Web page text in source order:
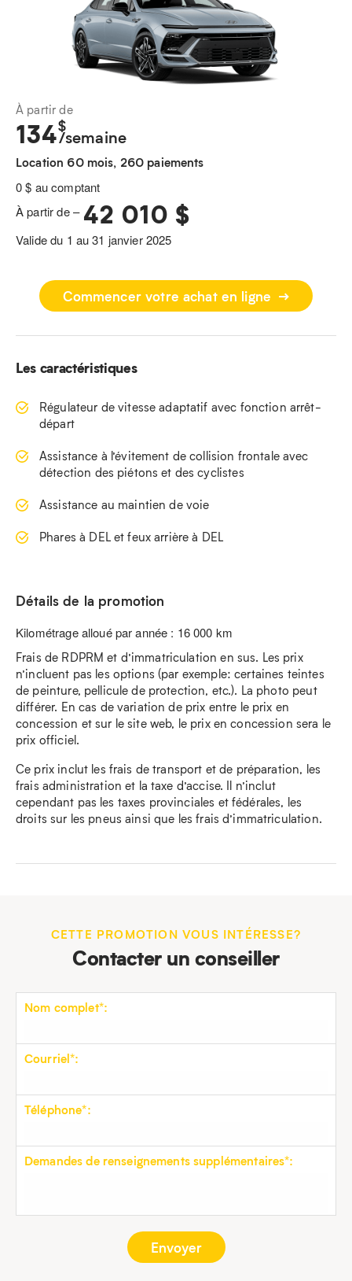
À partir de
134$
/semaine
Location 60 mois, 260 paiements
0 $ au comptant
À partir de – 42 010 $
Valide du 1 au 31 janvier 2025
Commencer votre achat en ligne
Les caractéristiques
Régulateur de vitesse adaptatif avec fonction arrêt-
départ
Assistance à l’évitement de collision frontale avec
détection des piétons et des cyclistes
Assistance au maintien de voie
Phares à DEL et feux arrière à DEL
Détails de la promotion
Kilométrage alloué par année : 16 000 km
Frais de RDPRM et d’immatriculation en sus. Les prix
n’incluent pas les options (par exemple: certaines teintes
de peinture, pellicule de protection, etc.). La photo peut
différer. En cas de variation de prix entre le prix en
concession et sur le site web, le prix en concession sera le
prix officiel.
Ce prix inclut les frais de transport et de préparation, les
frais administration et la taxe d’accise. Il n’inclut
cependant pas les taxes provinciales et fédérales, les
droits sur les pneus ainsi que les frais d’immatriculation.
CETTE PROMOTION VOUS INTÉRESSE?
Contacter un conseiller
Nom complet*:
Courriel*:
Téléphone*:
Demandes de renseignements supplémentaires*: